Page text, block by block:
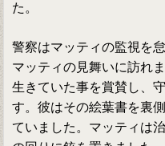
た。
警察はマッティの監視を
マッティの見舞いに訪れ
生きていた事を賞賛し、
す。彼はその絵葉書を裏
ていました。マッティは